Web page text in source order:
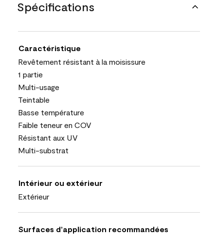
Spécifications
Caractéristique
Revêtement résistant à la moisissure
1 partie
Multi-usage
Teintable
Basse température
Faible teneur en COV
Résistant aux UV
Multi-substrat
Intérieur ou extérieur
Extérieur
Surfaces d’application recommandées